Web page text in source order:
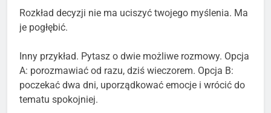
Rozkład decyzji nie ma uciszyć twojego myślenia. Ma
je pogłębić.
Inny przykład. Pytasz o dwie możliwe rozmowy. Opcja
A: porozmawiać od razu, dziś wieczorem. Opcja B:
poczekać dwa dni, uporządkować emocje i wrócić do
tematu spokojniej.